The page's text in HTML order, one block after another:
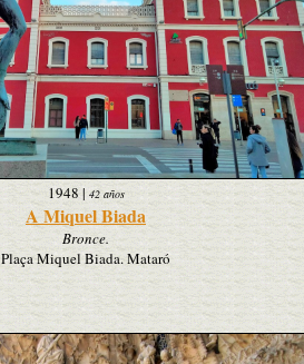
1948 | 42 años
A Miquel Biada
Bronce.
Plaça Miquel Biada. Mataró